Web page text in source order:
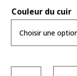
Couleur du cuir